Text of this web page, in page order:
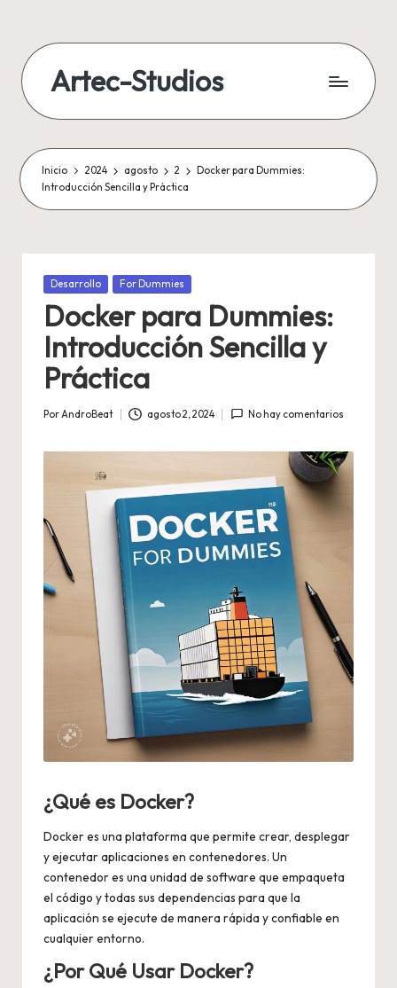
Artec-Studios
Inicio 2024 agosto 2
Docker para Dummies:
Introducción Sencilla y Práctica
Publicada
Desarrollo For Dummies
Docker para Dummies:
Introducción Sencilla y
Práctica
PorAndroBeat agosto 2, 2024 No hay comentarios
¿Qué es Docker?
Docker es una plataforma que permite crear, desplegar
y ejecutar aplicaciones en contenedores. Un
contenedor es una unidad de software que empaqueta
el código y todas sus dependencias para que la
aplicación se ejecute de manera rápida y confiable en
cualquier entorno.
¿Por Qué Usar Docker?